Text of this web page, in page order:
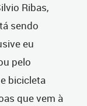
Ribas,
sendo
eu
pelo
bicicleta
que vem à